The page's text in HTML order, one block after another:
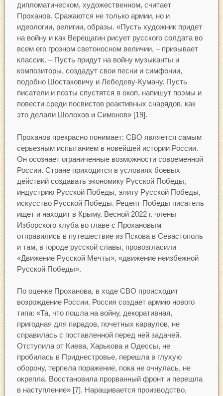
дипломатическом, художественном, считает
Проханов. Сражаются не только армии, но и
идеологии, религии, образы. «Пусть художник придет
на войну и как Верещагин рисует русского солдата во
всем его грозном светоносном величии, – призывает
классик. – Пусть придут на войну музыканты и
композиторы, создадут свои песни и симфонии,
подобно Шостаковичу и Лебедеву-Кумачу. Пусть
писатели и поэты спустятся в окоп, напишут поэмы и
повести среди посвистов реактивных снарядов, как
это делали Шолохов и Симонов» [19].
Проханов прекрасно понимает: СВО является самым
серьезным испытанием в новейшей истории России.
Он осознает ограниченные возможности современной
России. Стране приходится в условиях боевых
действий создавать экономику Русской Победы,
индустрию Русской Победы, элиту Русской Победы,
искусство Русской Победы. Рецепт Победы писатель
ищет и находит в Крыму. Весной 2022 г. члены
Изборского клуба во главе с Прохановым
отправились в путешествие из Пскова в Севастополь
и там, в городе русской славы, провозгласили
«Движение Русской Мечты», «движение неизбежной
Русской Победы».
По оценке Проханова, в ходе СВО происходит
возрождение России. Россия создает армию нового
типа: «Та, что пошла на войну, декоративная,
пригодная для парадов, почетных караулов, не
справилась с поставленной перед ней задачей.
Отступила от Киева, Харькова и Одессы, не
пробилась в Приднестровье, перешла в глухую
оборону, терпела поражение, пока не очнулась, не
окрепла. Восстановила прорванный фронт и перешла
в наступление» [7]. Наращивается производство,